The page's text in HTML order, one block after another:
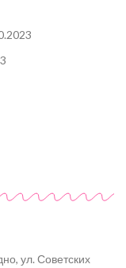
ул. Советских